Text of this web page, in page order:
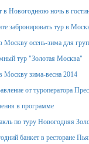
в Новогоднюю ночь в
забронировать тур в
Москву осень-зима для
тур "Золотая Москва"
Москву зима-весна 2014
от туроператора
в программе
по туру Новогодняя
банкет в ресторане